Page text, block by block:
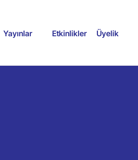
Yayınlar Etkinlikler Üyelik